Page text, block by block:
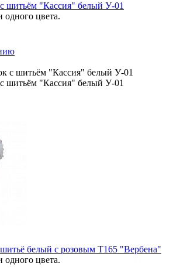
шитьём "Кассия" белый У-01
одного цвета.
шитьём "Кассия" белый У-01
белый с розовым Т165 "Вербена"
одного цвета.